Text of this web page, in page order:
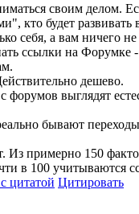
своим делом.
кто будет развивать
себя, а вам ничего
ссылки на Форумке -
дешево.
выглядят
бывают
Из примерно 150
в 100 учитываются
цитатой Цитировать